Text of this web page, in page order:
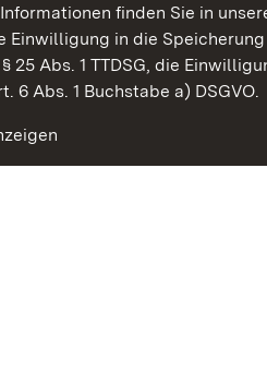
finden Sie in
Einwilligung in die
25 Abs. 1 TTDSG, die
6 Abs. 1 Buchstabe a) DSGVO.